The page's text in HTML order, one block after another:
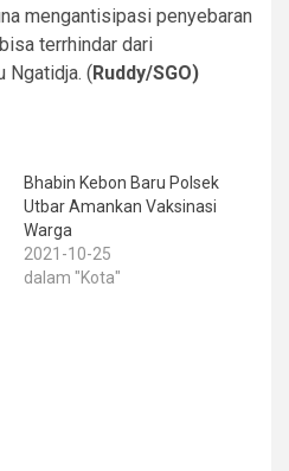
mengantisipasi penyebaran
terrhindar dari
Ngatidja. ( Ruddy/SGO)
Bhabin Kebon Baru Polsek
Utbar Amankan Vaksinasi
Warga
2021-10-25
dalam "Kota"